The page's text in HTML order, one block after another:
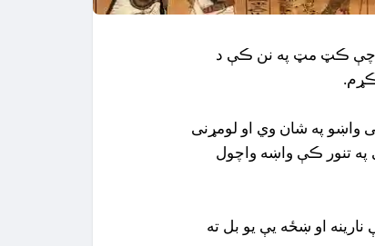
چې ڪټ مټ په نن ڪې د
واښو په شان وي او لومړنی
تنور ڪې واښه واچول
او ښځه یې یو بل ته